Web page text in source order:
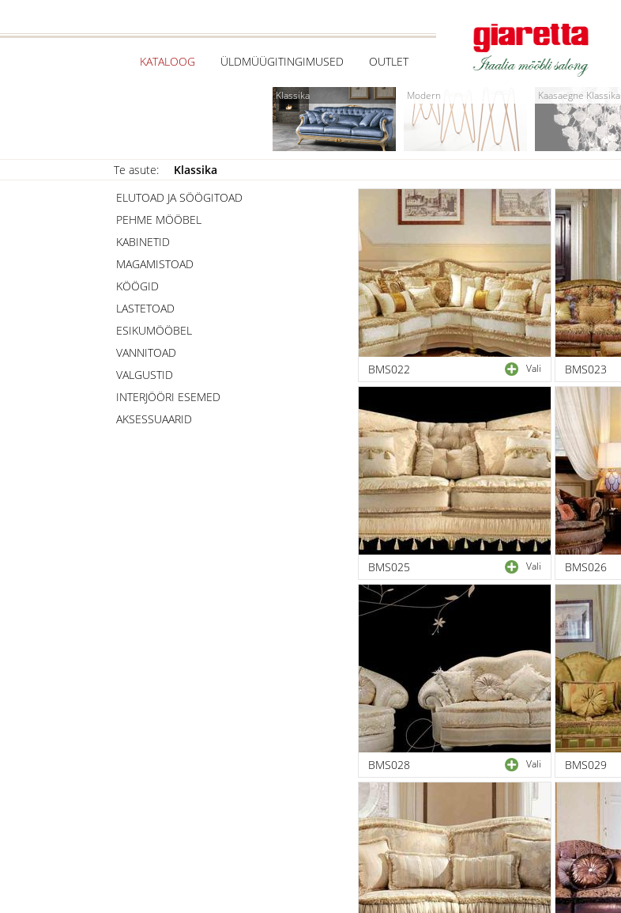
KATALOOG ÜLDMÜÜGITINGIMUSED OUTLET
Klassika Modern Kaasaegne Klassika
Te asute:
Klassika
ELUTOAD JA SÖÖGITOAD
PEHME MÖÖBEL
KABINETID
MAGAMISTOAD
KÖÖGID
LASTETOAD
ESIKUMÖÖBEL
VANNITOAD
VALGUSTID
INTERJÖÖRI ESEMED
AKSESSUAARID
BMS022 Vali BMS023
BMS025 Vali BMS026
BMS028 Vali BMS029